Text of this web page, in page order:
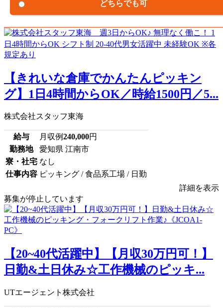
どちらでも可
【きれいな倉庫でかんたんピッキン
グ】1日4時間からOK／時給1500円／5...
株式会社スタッフ東海
給与 月収例240,000円
勤務地
愛知県 江南市
寮・社宅 なし
仕事内容 ピッキング / 食品系工場 / 日勤
詳細を表示
募集が停止しています
【20~40代活躍中】【月収30万円可！】
日勤&土日休み☆工作機械のピッキ...
UTエージェント株式会社